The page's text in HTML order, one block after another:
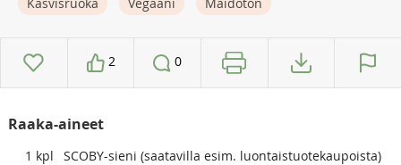
2 0
Raaka-aineet
1 kpl
SCOBY-sieni (saatavilla esim. luontaistuotekaupoista)